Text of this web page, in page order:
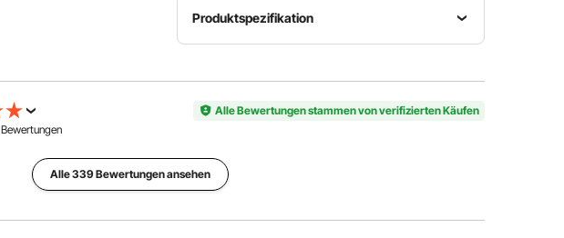
Produktspezifikation
Modell
220 V / 50
575 W
W)
Effizienz
(pro Std.)
419 lbs /
Alle Bewertungen stammen von verifizierten Käufen
Bewertungen
Alle 339 Bewertungen ansehen